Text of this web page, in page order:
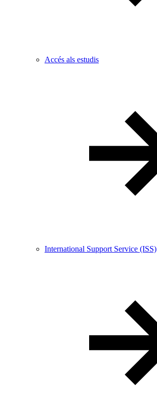
Accés als estudis
International Support Service (ISS)